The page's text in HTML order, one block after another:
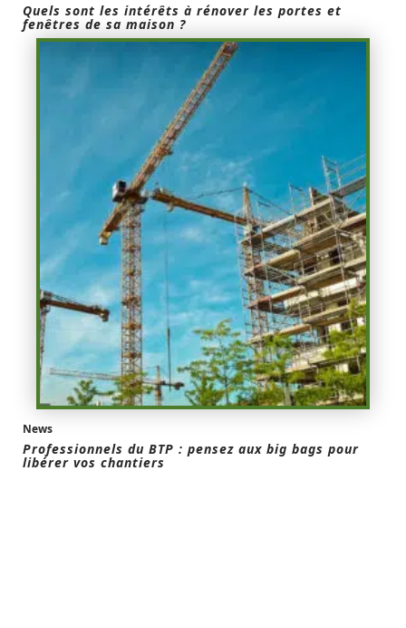
Quels sont les intérêts à rénover les portes et
fenêtres de sa maison ?
News
Professionnels du BTP : pensez aux big bags pour
libérer vos chantiers